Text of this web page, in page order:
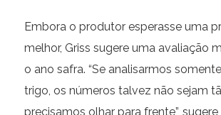
Embora o produtor esperasse uma
melhor, Griss sugere uma avaliação
o ano safra. “Se analisarmos
trigo, os números talvez não sejam
precisamos olhar para frente”,